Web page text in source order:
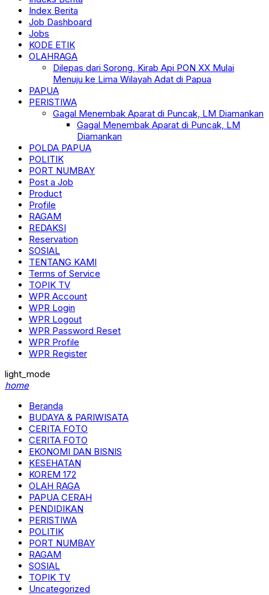
Index Berita
Job Dashboard
Jobs
KODE ETIK
OLAHRAGA
Dilepas dari Sorong, Kirab Api PON XX Mulai
Menuju ke Lima Wilayah Adat di Papua
PAPUA
PERISTIWA
Gagal Menembak Aparat di Puncak, LM Diamankan
Gagal Menembak Aparat di Puncak, LM
Diamankan
POLDA PAPUA
POLITIK
PORT NUMBAY
Post a Job
Product
Profile
RAGAM
REDAKSI
Reservation
SOSIAL
TENTANG KAMI
Terms of Service
TOPIK TV
WPR Account
WPR Login
WPR Logout
WPR Password Reset
WPR Profile
WPR Register
light_mode
home
Beranda
BUDAYA & PARIWISATA
CERITA FOTO
CERITA FOTO
EKONOMI DAN BISNIS
KESEHATAN
KOREM 172
OLAH RAGA
PAPUA CERAH
PENDIDIKAN
PERISTIWA
POLITIK
PORT NUMBAY
RAGAM
SOSIAL
TOPIK TV
Uncategorized